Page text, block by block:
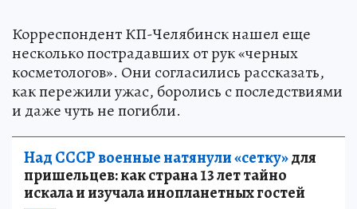
Корреспондент КП-Челябинск нашел еще
несколько пострадавших от рук «черных
косметологов». Они согласились рассказать,
как пережили ужас, боролись с последствиями
и даже чуть не погибли.
Над СССР военные натянули «сетку»для
пришельцев: как страна 13 лет тайно
искала и изучала инопланетных гостей